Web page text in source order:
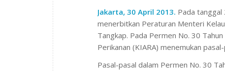
Jakarta, 30 April 2013. Pada
menerbitkan Peraturan Menteri
Tangkap. Pada Permen No. 30
Perikanan (KIARA) menemukan
Pasal-pasal dalam Permen No. 30